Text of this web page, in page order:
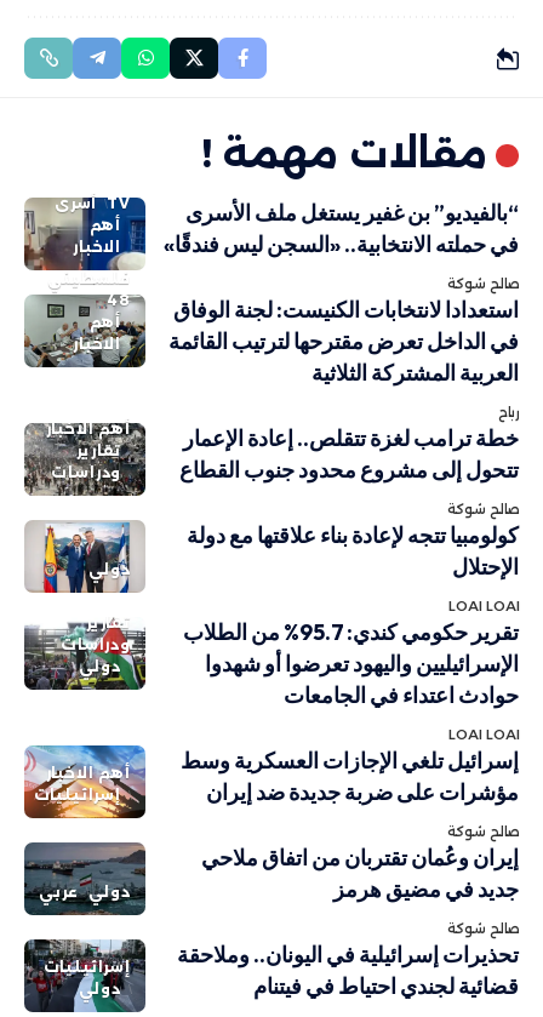
مقالات مهمة !
TV أسرى
أهم
الاخبار
“بالفيديو” بن غفير يستغل ملف الأسرى
في حملته الانتخابية.. «السجن ليس فندقًا»
صالح شوكة
فلسطيني
48
أهم
الاخبار
استعدادا لانتخابات الكنيست: لجنة الوفاق
في الداخل تعرض مقترحها لترتيب القائمة
العربية المشتركة الثلاثية
رباح
أهم الاخبار
تقارير
ودراسات
خطة ترامب لغزة تتقلص.. إعادة الإعمار
تتحول إلى مشروع محدود جنوب القطاع
صالح شوكة
دولي
كولومبيا تتجه لإعادة بناء علاقتها مع دولة
الإحتلال
LOAI LOAI
تقارير
ودراسات
دولي
تقرير حكومي كندي: 95.7% من الطلاب
الإسرائيليين واليهود تعرضوا أو شهدوا
حوادث اعتداء في الجامعات
LOAI LOAI
أهم الاخبار
إسرائيليات
إسرائيل تلغي الإجازات العسكرية وسط
مؤشرات على ضربة جديدة ضد إيران
صالح شوكة
دولي عربي
إيران وعُمان تقتربان من اتفاق ملاحي
جديد في مضيق هرمز
صالح شوكة
إسرائيليات
دولي
تحذيرات إسرائيلية في اليونان.. وملاحقة
قضائية لجندي احتياط في فيتنام